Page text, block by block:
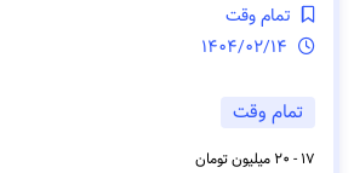
تمام وقت
تمام وقت